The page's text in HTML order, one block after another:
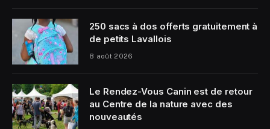
250 sacs à dos offerts gratuitement à
de petits Lavallois
8 août 2026
Le Rendez-Vous Canin est de retour
au Centre de la nature avec des
nouveautés